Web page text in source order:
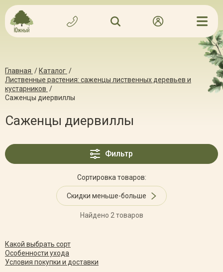
Главная / Каталог /
Лиственные растения: саженцы лиственных деревьев и
кустарников /
Саженцы диервиллы
Саженцы диервиллы
Фильтр
Сортировка товаров:
Скидки меньше-больше
Найдено 2 товаров
Какой выбрать сорт
Особенности ухода
Условия покупки и доставки